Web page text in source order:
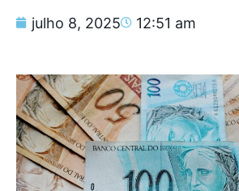
julho 8, 2025 12:51 am